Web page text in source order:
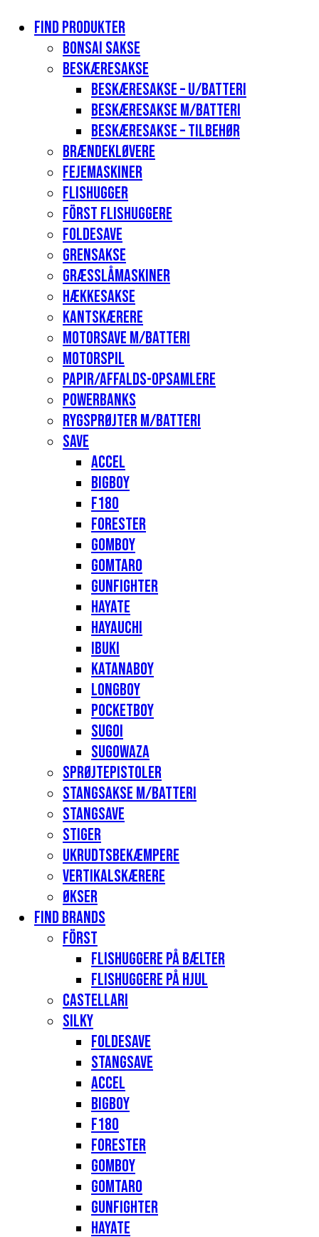
Find produkter
Bonsai sakse
Beskæresakse
Beskæresakse – u/batteri
Beskæresakse m/batteri
Beskæresakse – tilbehør
Brændekløvere
Fejemaskiner
Flishugger
Först flishuggere
Foldesave
Grensakse
Græsslåmaskiner
Hækkesakse
Kantskærere
Motorsave m/batteri
Motorspil
Papir/affalds-opsamlere
Powerbanks
Rygsprøjter m/batteri
Save
Accel
Bigboy
F180
Forester
Gomboy
Gomtaro
Gunfighter
Hayate
Hayauchi
Ibuki
Katanaboy
Longboy
Pocketboy
Sugoi
Sugowaza
Sprøjtepistoler
Stangsakse m/batteri
Stangsave
Stiger
Ukrudtsbekæmpere
Vertikalskærere
Økser
Find Brands
Först
Flishuggere på bælter
Flishuggere på hjul
Castellari
Silky
Foldesave
Stangsave
Accel
Bigboy
F180
Forester
Gomboy
Gomtaro
Gunfighter
Hayate